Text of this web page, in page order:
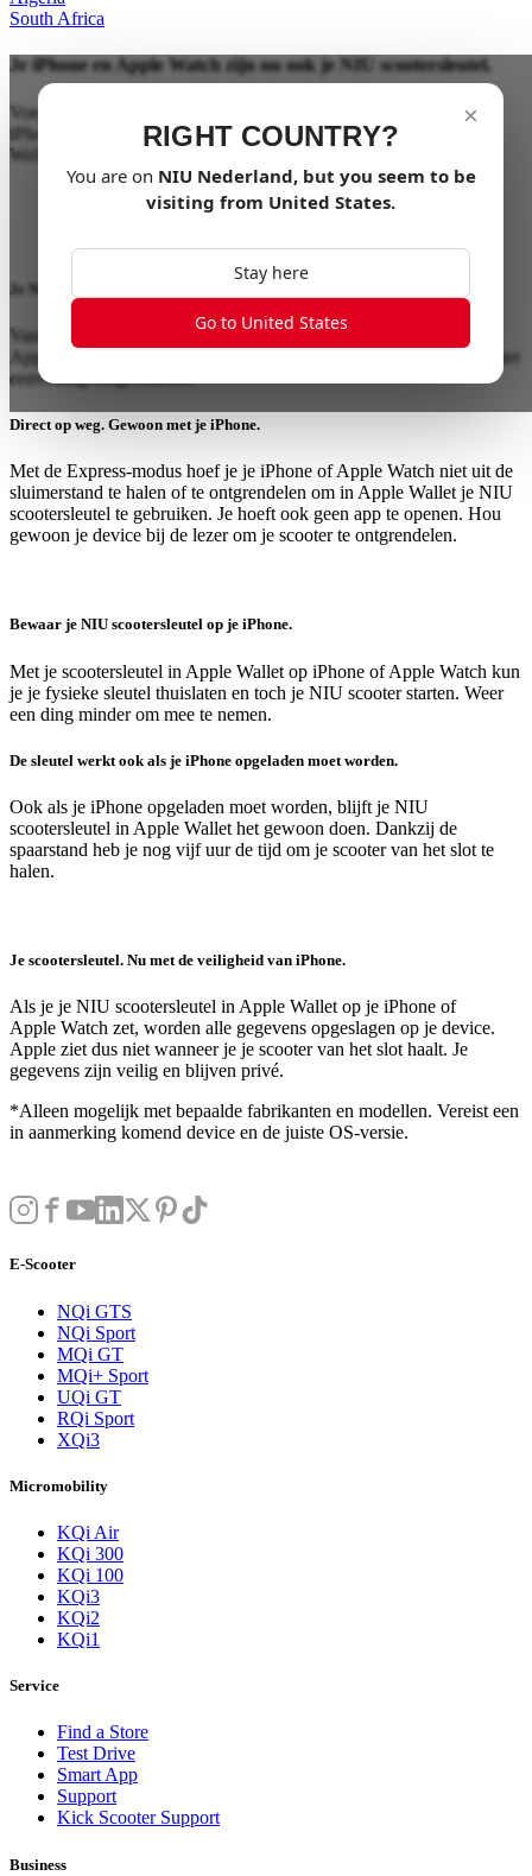
South Africa
×
RIGHT COUNTRY?
You are on NIU Nederland, but you seem to be
visiting from United States.
Stay here
Go to United States
Je iPhone en Apple Watch zijn nu ook je NIU scootersleutel.
Voeg je NIU scootersleutel toe aan Apple Wallet. Houd daarna je
iPhone of Apple Watch bij de lezer om je scooter te ontgrendelen.
Wel zo makkelijk én privé.
Je NIU scootersleutel toevoegen is heel makkelijk.
Vanuit de app van NIU voeg je je NIU scootersleutel toe aan
Apple Wallet op je iPhone of Apple Watch. Daarna kun je je scooter
eenvoudig ontgrendelen.
Direct op weg. Gewoon met je iPhone.
Met de Express-modus hoef je je iPhone of Apple Watch niet uit de
sluimerstand te halen of te ontgrendelen om in Apple Wallet je NIU
scootersleutel te gebruiken. Je hoeft ook geen app te openen. Hou
gewoon je device bij de lezer om je scooter te ontgrendelen.
Bewaar je NIU scootersleutel op je iPhone.
Met je scootersleutel in Apple Wallet op iPhone of Apple Watch kun
je je fysieke sleutel thuislaten en toch je NIU scooter starten. Weer
een ding minder om mee te nemen.
De sleutel werkt ook als je iPhone opgeladen moet worden.
Ook als je iPhone opgeladen moet worden, blijft je NIU
scootersleutel in Apple Wallet het gewoon doen. Dankzij de
spaarstand heb je nog vijf uur de tijd om je scooter van het slot te
halen.
Je scootersleutel. Nu met de veiligheid van iPhone.
Als je je NIU scootersleutel in Apple Wallet op je iPhone of
Apple Watch zet, worden alle gegevens opgeslagen op je device.
Apple ziet dus niet wanneer je je scooter van het slot haalt. Je
gegevens zijn veilig en blijven privé.
*Alleen mogelijk met bepaalde fabrikanten en modellen. Vereist een
in aanmerking komend device en de juiste OS-versie.
E-Scooter
NQi GTS
NQi Sport
MQi GT
MQi+ Sport
UQi GT
RQi Sport
XQi3
Micromobility
KQi Air
KQi 300
KQi 100
KQi3
KQi2
KQi1
Service
Find a Store
Test Drive
Smart App
Support
Kick Scooter Support
Business